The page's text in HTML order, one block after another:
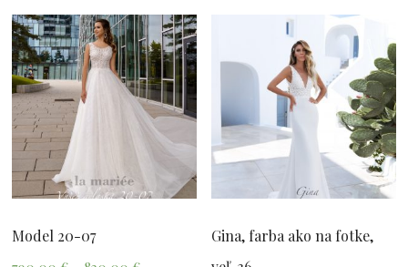
Model 20-07
Gina, farba ako na fotke,